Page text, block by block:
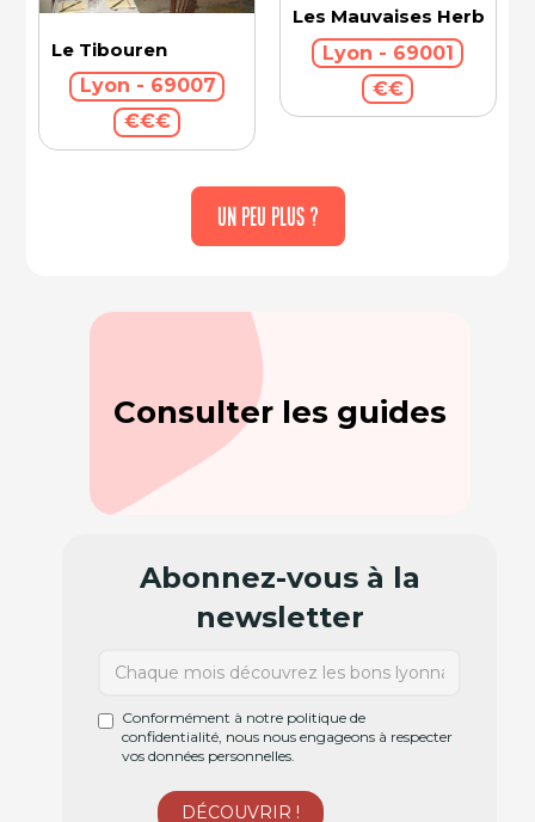
Le Tibouren
Lyon - 69007
€€€
Les Mauvaises Herbes
Lyon - 69001
€€
UN PEU PLUS ?
Consulter les guides
Abonnez-vous à la
newsletter
Conformément à notre politique de
confidentialité, nous nous engageons à respecter
vos données personnelles.